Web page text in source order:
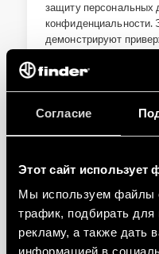
Согласие
Этот сайт использует
Мы используем файлы
трафик, подбирать для
рекламу, а также дать
информацией в
защиту персональных
конфиденциальности.
демонстрируют
информации, укрепляя
управления